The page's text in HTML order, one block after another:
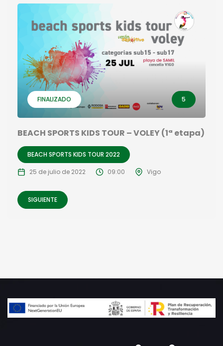
FINALIZADO 5
BEACH SPORTS KIDS TOUR – VOLEY (1ª etapa)
BEACH SPORTS KIDS TOUR 2022
25 de julio de 2022 09:00 Vigo
SIGUIENTE